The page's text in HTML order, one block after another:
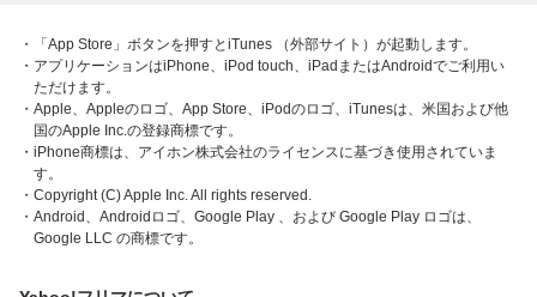
・「App Store」ボタンを押すとiTunes （外部サイト）が起動します。
・アプリケーションはiPhone、iPod touch、iPadまたはAndroidでご利用い
ただけます。
・Apple、Appleのロゴ、App Store、iPodのロゴ、iTunesは、米国および他
国のApple Inc.の登録商標です。
・iPhone商標は、アイホン株式会社のライセンスに基づき使用されていま
す。
・Copyright (C) Apple Inc. All rights reserved.
・Android、Androidロゴ、Google Play 、および Google Play ロゴは、
Google LLC の商標です。